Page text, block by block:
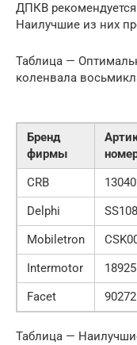
ДПКВ
Наилучшие из них
Таблица —
коленвала
Бренд
фирмы
CRB
Delphi
Mobiletron
Intermotor
18925
Facet
90272
Таблица —